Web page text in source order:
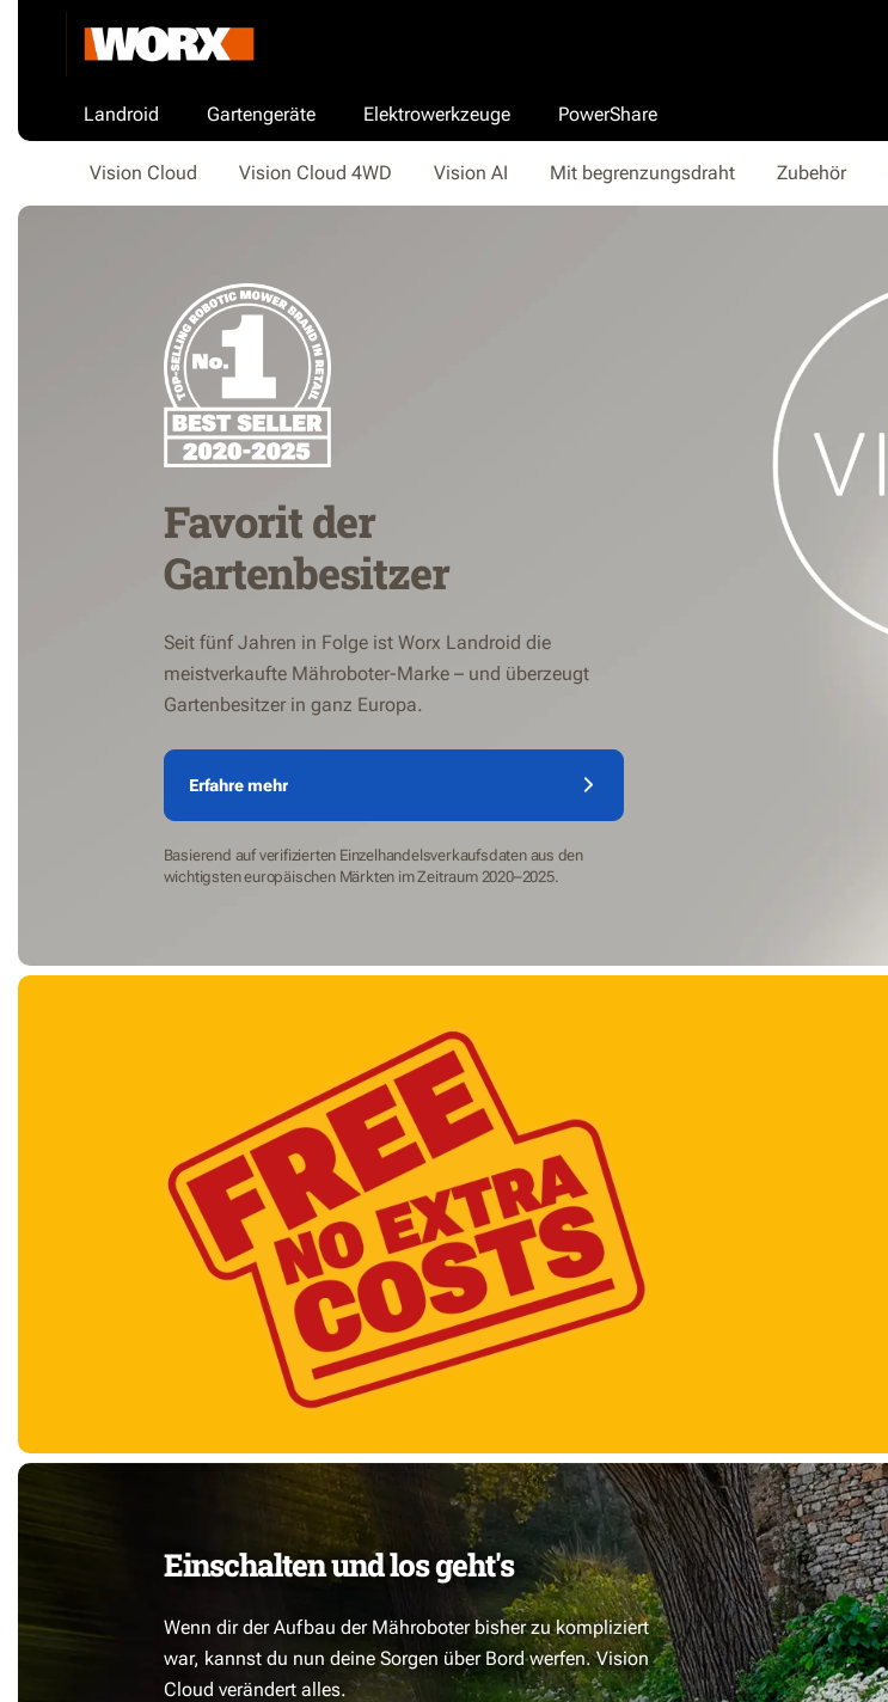
Landroid Gartengeräte Elektrowerkzeuge PowerShare
Vision Cloud Vision Cloud 4WD Vision AI Mit begrenzungsdraht Zubehör
Favorit der
Gartenbesitzer
Seit fünf Jahren in Folge ist Worx Landroid die
meistverkaufte Mähroboter-Marke – und überzeugt
Gartenbesitzer in ganz Europa.
Erfahre mehr
Basierend auf verifizierten Einzelhandelsverkaufsdaten aus den
wichtigsten europäischen Märkten im Zeitraum 2020–2025.
Einschalten und los geht's
Wenn dir der Aufbau der Mähroboter bisher zu kompliziert
war, kannst du nun deine Sorgen über Bord werfen. Vision
Cloud verändert alles.